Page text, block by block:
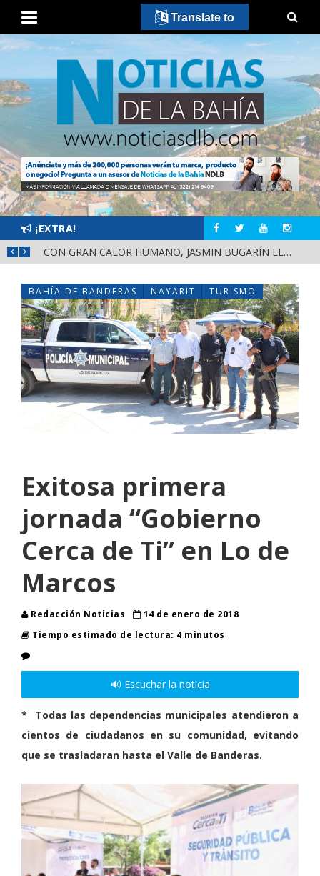
¡EXTRA!
CON GRAN CALOR HUMANO, JASMIN BUGARÍN LLEVA A LAS VARAS, COMPOSTELA, EL MENSAJE DE LA DEFENSA DE LA TRANSFORMACIÓN Y LA SOBERANÍA
BAHÍA DE BANDERAS NAYARIT TURISMO
Exitosa primera
jornada “Gobierno
Cerca de Ti” en Lo de
Marcos
Redacción Noticias
14 de enero de 2018
Tiempo estimado de lectura: 4 minutos
🔊 Escuchar la noticia
* Todas las dependencias municipales atendieron a
cientos de ciudadanos en su comunidad, evitando
que se trasladaran hasta el Valle de Banderas.
Translate to